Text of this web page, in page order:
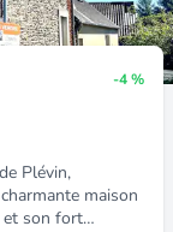
-4 %
Plévin,
maison
et son fort